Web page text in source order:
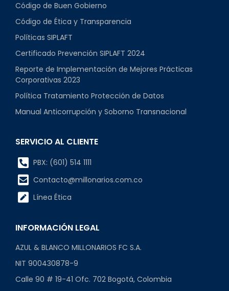
Código de Buen Gobierno
Código de Ética y Transparencia
Políticas SIPLAFT
Certificado Prevención SIPLAFT 2024
Reporte de Implementación de Mejores Prácticas
Corporativas 2023
Política Tratamiento Protección de Datos
Manual Anticorrupción y Soborno Transnacional
SERVICIO AL CLIENTE
PBX: (601) 514 1111
Contacto@millonarios.com.co
Línea Ética
INFORMACIÓN LEGAL
AZUL & BLANCO MILLONARIOS FC S.A.
NIT 900430878-9
Calle 90 # 19-41 Ofc. 702 Bogotá, Colombia